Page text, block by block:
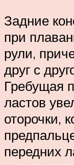
Задние
при
рули,
друг с
Гребущая
ластов
оторочки,
передних